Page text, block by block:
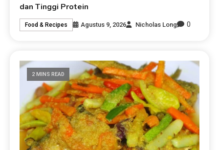
dan Tinggi Protein
Food & Recipes Agustus 9, 2026 Nicholas Long 0
2 MINS READ